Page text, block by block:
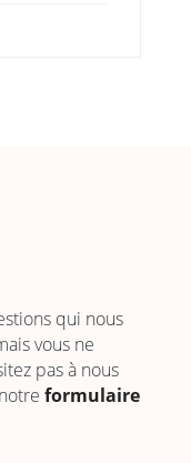
qui nous
vous ne
pas à nous
formulaire